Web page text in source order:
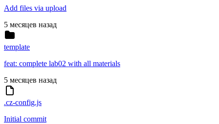
Add files via upload
5 месяцев назад
template
feat: complete lab02 with all materials
5 месяцев назад
.cz-config.js
Initial commit